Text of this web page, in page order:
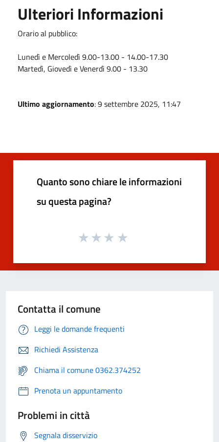
Ulteriori Informazioni
Orario al pubblico:
Lunedì e Mercoledì 9.00-13.00 - 14.00-17.30
Martedì, Giovedì e Venerdì 9.00 - 13.30
Ultimo aggiornamento: 9 settembre 2025, 11:47
Quanto sono chiare le informazioni
su questa pagina?
Contatta il comune
Leggi le domande frequenti
Richiedi Assistenza
Chiama il comune 0362.374252
Prenota un appuntamento
Problemi in città
Segnala disservizio